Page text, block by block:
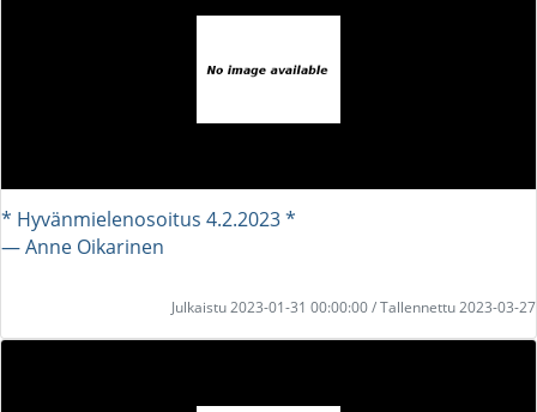
* Hyvänmielenosoitus 4.2.2023 *
― Anne Oikarinen
Julkaistu 2023-01-31 00:00:00 / Tallennettu 2023-03-27